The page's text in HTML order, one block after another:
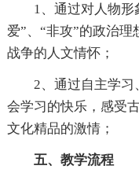
1、通过对人物
爱”、“非攻”的政治
战争的人文情怀；
2、通过自主学
会学习的快乐，感受
文化精品的激情；
五、教学流程